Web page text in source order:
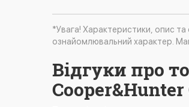
*Увага! Характеристики, опис
ознайомлювальний характер.
Відгуки про
Cooper&Hunter